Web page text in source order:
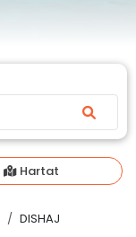
Hartat
DISHAJ